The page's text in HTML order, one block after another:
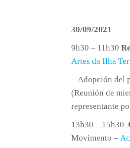
30/09/2021
9h30 – 11h30
Artes da Ilha
– Adopción del
(Reunión de
representante
13h30 – 15h30
Movimento –